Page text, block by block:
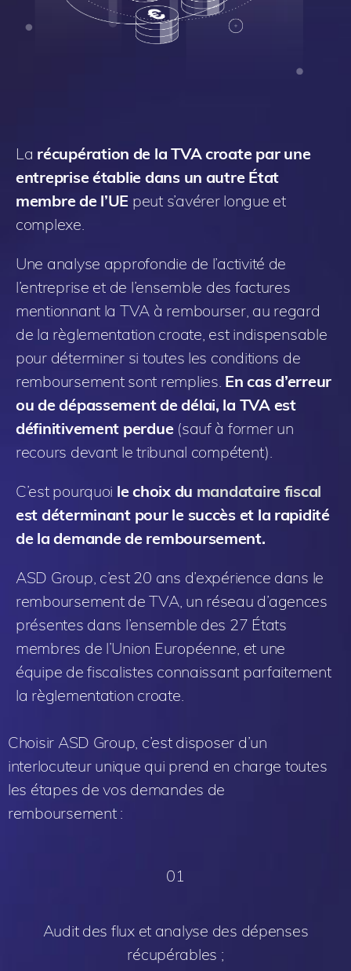
La récupération de la TVAcroatepar une
entreprise établie dans un autre État
membre de l’UE peut s’avérer longue et
complexe.
Une analyse approfondie de l’activité de
l’entreprise et de l’ensemble des factures
mentionnant la TVA à rembourser, au regard
de la règlementation croate, est indispensable
pour déterminer si toutes les conditions de
remboursement sont remplies. En cas d’erreur
ou de dépassement de délai, la TVA est
définitivement perdue(sauf à former un
recours devant le tribunal compétent).
C’est pourquoi le choix du mandataire fiscal
est déterminant pour le succès et la rapidité
de la demande de remboursement.
ASD Group, c’est 20 ans d’expérience dans le
remboursement de TVA, un réseau d’agences
présentes dans l’ensemble des 27 États
membres de l’Union Européenne, et une
équipe de fiscalistes connaissant parfaitement
la règlementation croate.
Choisir ASD Group, c’est disposer d’un
interlocuteur unique qui prend en charge toutes
les étapes de vos demandes de
remboursement :
01
Audit des flux et analyse des dépenses
récupérables ;